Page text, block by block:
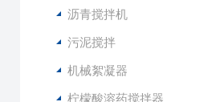
沥青搅拌机
污泥搅拌
机械絮凝器
柠檬酸溶药搅拌器